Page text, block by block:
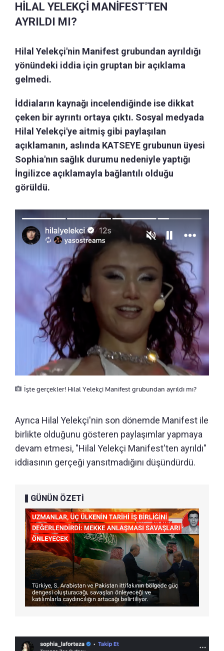
HİLAL YELEKÇİ MANİFEST'TEN
AYRILDI MI?
Hilal Yelekçi'nin Manifest grubundan ayrıldığı
yönündeki iddia için gruptan bir açıklama
gelmedi.
İddiaların kaynağı incelendiğinde ise dikkat
çeken bir ayrıntı ortaya çıktı. Sosyal medyada
Hilal Yelekçi'ye aitmiş gibi paylaşılan
açıklamanın, aslında KATSEYE grubunun üyesi
Sophia'nın sağlık durumu nedeniyle yaptığı
İngilizce açıklamayla bağlantılı olduğu
görüldü.
İşte gerçekler! Hilal Yelekçi Manifest grubundan ayrıldı mı?
Ayrıca Hilal Yelekçi'nin son dönemde Manifest ile
birlikte olduğunu gösteren paylaşımlar yapmaya
devam etmesi, "Hilal Yelekçi Manifest'ten ayrıldı"
iddiasının gerçeği yansıtmadığını düşündürdü.
GÜNÜN ÖZETİ